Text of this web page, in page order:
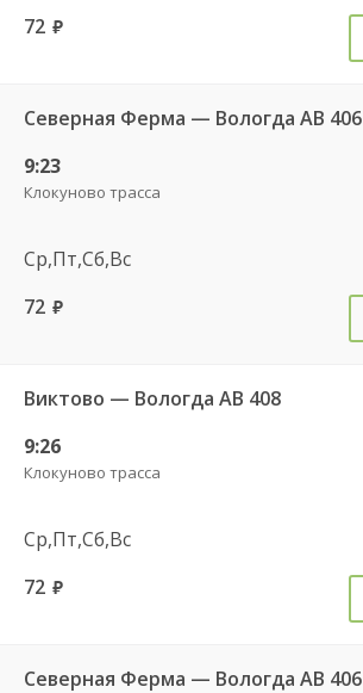
72 руб.
Северная Ферма — Вологда АВ 406
9:23
Клокуново трасса
Ср,Пт,Сб,Вс
72 руб.
Виктово — Вологда АВ 408
9:26
Клокуново трасса
Ср,Пт,Сб,Вс
72 руб.
Северная Ферма — Вологда АВ 406